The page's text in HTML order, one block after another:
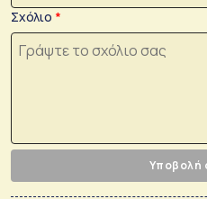
Σχόλιο
Υποβολή